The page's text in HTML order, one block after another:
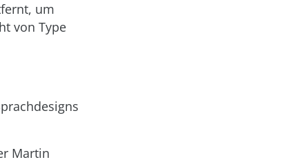
um
von Type
Martin